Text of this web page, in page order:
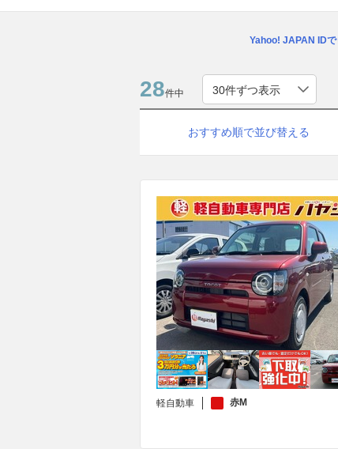
Yahoo! JAPAN IDで
28件中
おすすめ順で並び替える
軽自動車 赤M